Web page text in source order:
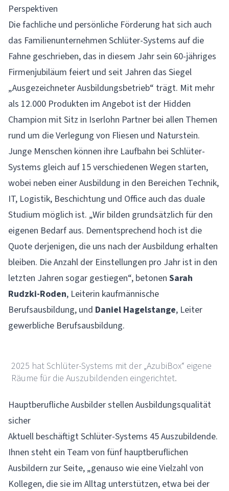
Perspektiven
Die fachliche und persönliche Förderung hat sich auch
das Familienunternehmen Schlüter-Systems auf die
Fahne geschrieben, das in diesem Jahr sein 60-jähriges
Firmenjubiläum feiert und seit Jahren das Siegel
„Ausgezeichneter Ausbildungsbetrieb“ trägt. Mit mehr
als 12.000 Produkten im Angebot ist der Hidden
Champion mit Sitz in Iserlohn Partner bei allen Themen
rund um die Verlegung von Fliesen und Naturstein.
Junge Menschen können ihre Laufbahn bei Schlüter-
Systems gleich auf 15 verschiedenen Wegen starten,
wobei neben einer Ausbildung in den Bereichen Technik,
IT, Logistik, Beschichtung und Office auch das duale
Studium möglich ist. „Wir bilden grundsätzlich für den
eigenen Bedarf aus. Dementsprechend hoch ist die
Quote derjenigen, die uns nach der Ausbildung erhalten
bleiben. Die Anzahl der Einstellungen pro Jahr ist in den
letzten Jahren sogar gestiegen“, betonen Sarah
Rudzki-Roden, Leiterin kaufmännische
Berufsausbildung, und Daniel Hagelstange, Leiter
gewerbliche Berufsausbildung.
2025 hat Schlüter-Systems mit der „AzubiBox“ eigene
Räume für die Auszubildenden eingerichtet.
Hauptberufliche Ausbilder stellen Ausbildungsqualität
sicher
Aktuell beschäftigt Schlüter-Systems 45 Auszubildende.
Ihnen steht ein Team von fünf hauptberuflichen
Ausbildern zur Seite, „genauso wie eine Vielzahl von
Kollegen, die sie im Alltag unterstützen, etwa bei der